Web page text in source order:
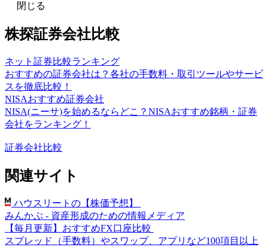
閉じる
株探証券会社比較
ネット証券比較ランキング
おすすめの証券会社は？各社の手数料・取引ツールやサービ
スを徹底比較！
NISAおすすめ証券会社
NISA(ニーサ)を始めるならどこ？NISAおすすめ銘柄・証券
会社をランキング！
証券会社比較
関連サイト
ハウスリートの【株価予想】
みんかぶ - 資産形成のための情報メディア
【毎月更新】おすすめFX口座比較
スプレッド（手数料）やスワップ、アプリなど100項目以上